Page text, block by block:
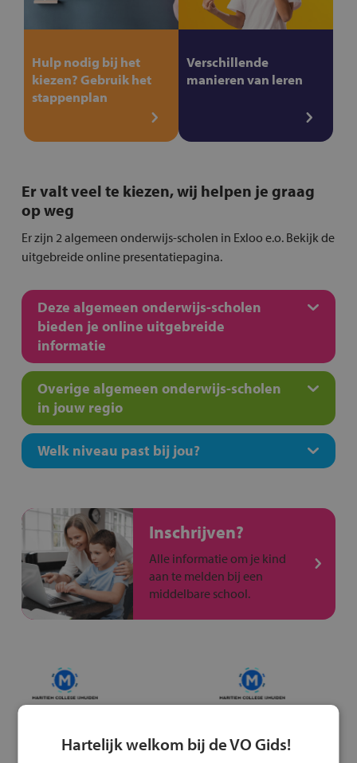
Hulp nodig bij het
kiezen? Gebruik het
stappenplan
Verschillende
manieren van leren
Er valt veel te kiezen, wij helpen je graag
op weg
Er zijn 2 algemeen onderwijs-scholen in Exloo e.o. Bekijk de
uitgebreide online presentatiepagina.
Deze algemeen onderwijs-scholen
bieden je online uitgebreide
informatie
Overige algemeen onderwijs-scholen
in jouw regio
Welk niveau past bij jou?
Inschrijven?
Alle informatie om je kind
aan te melden bij een
middelbare school.
Hartelijk welkom bij de VO Gids!